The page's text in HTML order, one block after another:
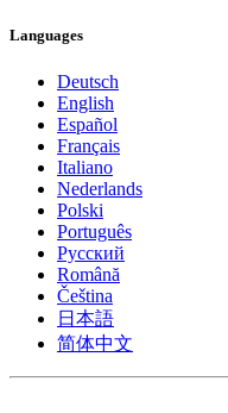
Languages
Deutsch
English
Español
Français
Italiano
Nederlands
Polski
Português
Pусский
Română
Čeština
日本語
简体中文